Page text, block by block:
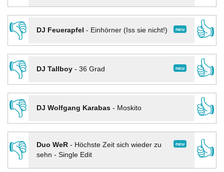
👎
neu
DJ Feuerapfel - Einhörner (Iss sie nicht!)
👍
👎
neu
DJ Tallboy- 36 Grad
👍
👎
DJ Wolfgang Karabas- Moskito
👍
👎
neu
Duo WeR- Höchste Zeit sich wieder zu
sehn - Single Edit
👍